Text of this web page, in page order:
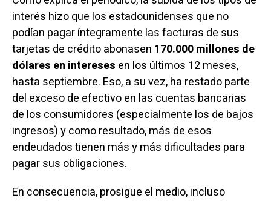
interés hizo que los estadounidenses que no
podían pagar íntegramente las facturas de sus
tarjetas de crédito abonasen 170.000 millones de
dólares en intereses en los últimos 12 meses,
hasta septiembre. Eso, a su vez, ha restado parte
del exceso de efectivo en las cuentas bancarias
de los consumidores (especialmente los de bajos
ingresos) y como resultado, más de esos
endeudados tienen más y más dificultades para
pagar sus obligaciones.
En consecuencia, prosigue el medio, incluso